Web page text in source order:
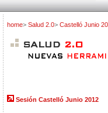
home> Salud 2.0> Castelló Junio
Sesión Castelló Junio 2012